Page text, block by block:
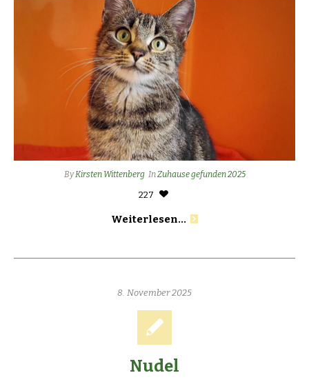
ByKirsten Wittenberg InZuhause gefunden 2025
227
Weiterlesen...
8. November 2025
Nudel